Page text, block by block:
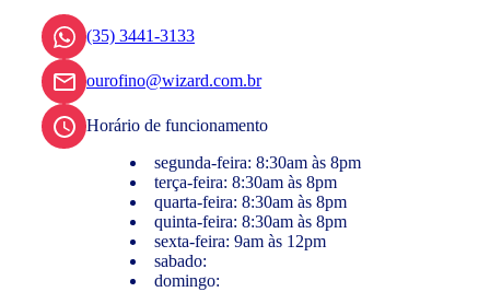
(35) 3441-3133
ourofino@wizard.com.br
Horário de funcionamento
segunda-feira: 8:30am às 8pm
terça-feira: 8:30am às 8pm
quarta-feira: 8:30am às 8pm
quinta-feira: 8:30am às 8pm
sexta-feira: 9am às 12pm
sabado:
domingo: